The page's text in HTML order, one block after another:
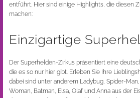
entführt. Hier sind einige Highlights, die diesen
machen:
Einzigartige
Der Superhelden-Zirkus präsentiert eine
die es so nur hier gibt. Erleben Sie Ihre
dabei sind unter anderem Ladybug, Spider-
Woman, Batman, Elsa, Olaf und Anna aus der